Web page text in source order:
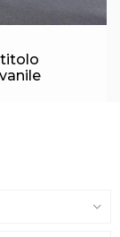
titolo